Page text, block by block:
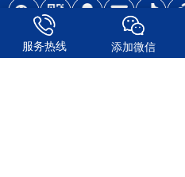
服务热线 添加微信